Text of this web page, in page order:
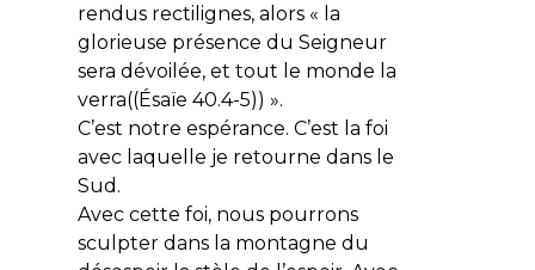
rendus rectilignes, alors « la
glorieuse présence du Seigneur
sera dévoilée, et tout le monde la
verra((Ésaïe 40.4-5)) ».
C’est notre espérance. C’est la foi
avec laquelle je retourne dans le
Sud.
Avec cette foi, nous pourrons
sculpter dans la montagne du